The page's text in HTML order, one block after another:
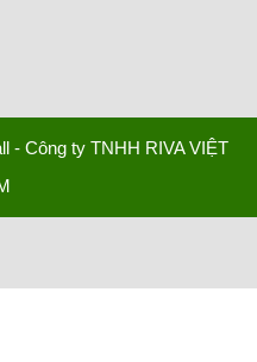
- Công ty TNHH RIVA VIỆT